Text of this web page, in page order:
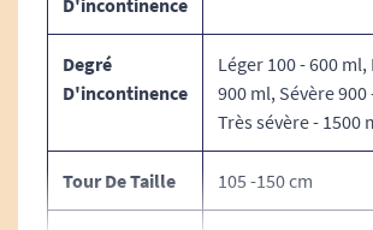
Permet de contrôler rapidement
et d’adapter la fréquence de
Les composants du change
D'incontinence
Degré
D'incontinence
Léger 100 - 600
900 ml, Sévère 900
Très sévère - 1500
Tour De Taille 105 -150 cm